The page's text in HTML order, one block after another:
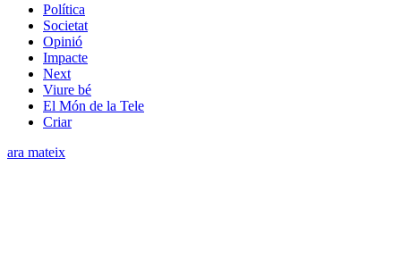
Política
Societat
Opinió
Impacte
Next
Viure bé
El Món de la Tele
Criar
ara mateix